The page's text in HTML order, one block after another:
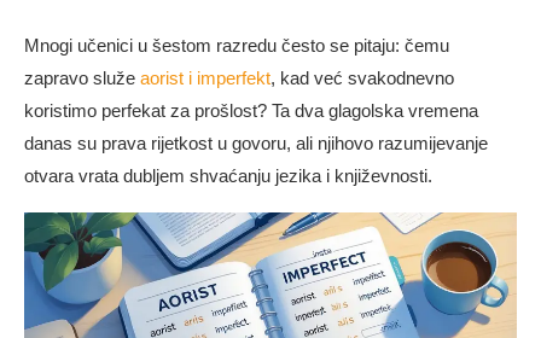
Mnogi učenici u šestom razredu često se pitaju: čemu
zapravo služe aorist i imperfekt, kad već svakodnevno
koristimo perfekat za prošlost? Ta dva glagolska vremena
danas su prava rijetkost u govoru, ali njihovo razumijevanje
otvara vrata dubljem shvaćanju jezika i književnosti.